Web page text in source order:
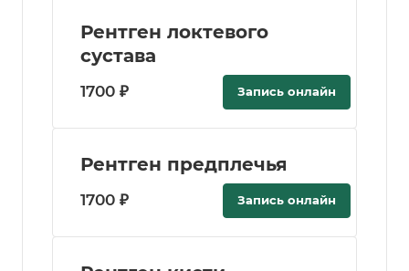
Рентген локтевого
сустава
1700 ₽ Запись онлайн
Рентген предплечья
1700 ₽ Запись онлайн